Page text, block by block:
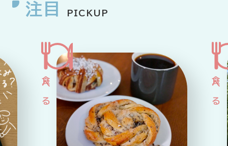
公式Xアカウント
アサヒグループ公式チャンネル
注目 PICKUP